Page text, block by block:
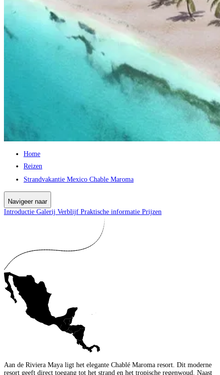
Home
Reizen
Strandvakantie Mexico Chable Maroma
Navigeer naar
Introductie Galerij Verblijf Praktische informatie Prijzen
Aan de Riviera Maya ligt het elegante Chablé Maroma resort. Dit moderne
resort geeft direct toegang tot het strand en het tropische regenwoud. Naast